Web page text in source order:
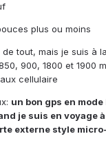
plus ou moins
de tout, mais je suis à
900, 1800 et 1900
cellulaire
un bon gps en
je suis en voyage
externe style